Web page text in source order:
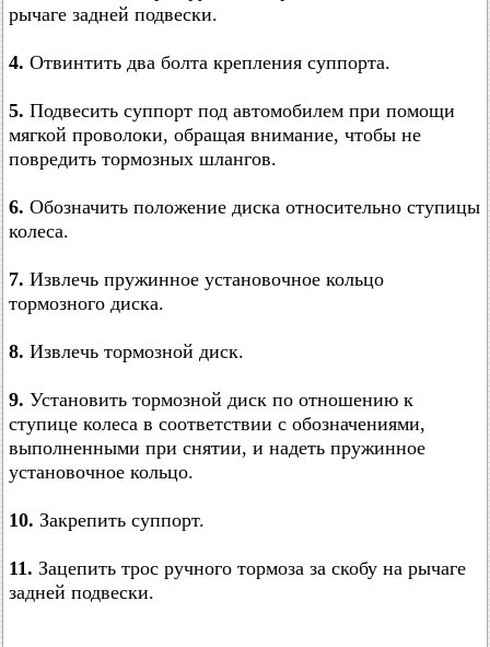
рычаге задней подвески.
4. Отвинтить два болта крепления суппорта.
5. Подвесить суппорт под автомобилем при помощи
мягкой проволоки, обращая внимание, чтобы не
повредить тормозных шлангов.
6. Обозначить положение диска относительно ступицы
колеса.
7. Извлечь пружинное установочное кольцо
тормозного диска.
8. Извлечь тормозной диск.
9. Установить тормозной диск по отношению к
ступице колеса в соответствии с обозначениями,
выполненными при снятии, и надеть пружинное
установочное кольцо.
10. Закрепить суппорт.
11. Зацепить трос ручного тормоза за скобу на рычаге
задней подвески.